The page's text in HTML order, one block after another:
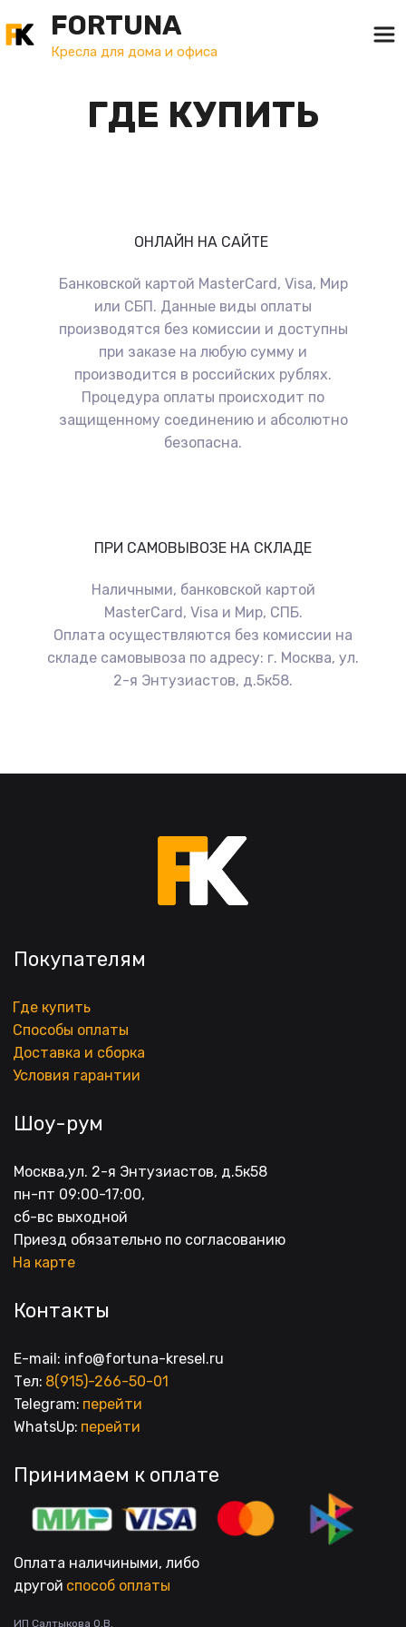
FORTUNA
Кресла для дома и офиса
ГДЕ КУПИТЬ
ОНЛАЙН НА САЙТЕ
Банковской картой MasterCard, Visa, Мир
или СБП. Данные виды оплаты
производятся без комиссии и доступны
при заказе на любую сумму и
производится в российских рублях.
Процедура оплаты происходит по
защищенному соединению и абсолютно
безопасна.
ПРИ САМОВЫВОЗЕ НА СКЛАДЕ
Наличными, банковской картой
MasterCard, Visa и Мир, СПБ.
Оплата осуществляются без комиссии на
складе самовывоза по адресу: г. Москва, ул.
2-я Энтузиастов, д.5к58.
Покупателям
Где купить
Способы оплаты
Доставка и сборка
Условия гарантии
Шоу-рум
Москва,ул. 2-я Энтузиастов, д.5к58
пн-пт 09:00-17:00,
сб-вс выходной
Приезд обязательно по согласованию
На карте
Контакты
E-mail: info@fortuna-kresel.ru
Тел: 8(915)-266-50-01
Telegram: перейти
WhatsUp: перейти
Принимаем к оплате
Оплата наличиными, либо
другой способ оплаты
ИП Салтыкова О.В.